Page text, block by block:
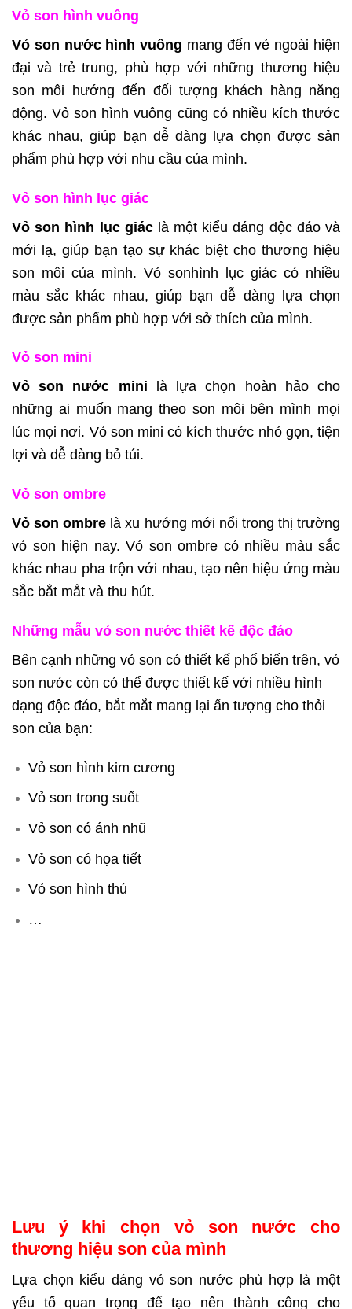
Vỏ son hình vuông
Vỏ son nước hình vuông mang đến vẻ ngoài hiện
đại và trẻ trung, phù hợp với những thương hiệu
son môi hướng đến đối tượng khách hàng năng
động. Vỏ son hình vuông cũng có nhiều kích thước
khác nhau, giúp bạn dễ dàng lựa chọn được sản
phẩm phù hợp với nhu cầu của mình.
Vỏ son hình lục giác
Vỏ son hình lục giáclà một kiểu dáng độc đáo và
mới lạ, giúp bạn tạo sự khác biệt cho thương hiệu
son môi của mình. Vỏ sonhình lục giác có nhiều
màu sắc khác nhau, giúp bạn dễ dàng lựa chọn
được sản phẩm phù hợp với sở thích của mình.
Vỏ son mini
Vỏ son nước mini là lựa chọn hoàn hảo cho
những ai muốn mang theo son môi bên mình mọi
lúc mọi nơi. Vỏ son mini có kích thước nhỏ gọn, tiện
lợi và dễ dàng bỏ túi.
Vỏ son ombre
Vỏ son ombre là xu hướng mới nổi trong thị trường
vỏ son hiện nay. Vỏ son ombre có nhiều màu sắc
khác nhau pha trộn với nhau, tạo nên hiệu ứng màu
sắc bắt mắt và thu hút.
Những mẫu vỏ son nước thiết kế độc đáo
Bên cạnh những vỏ son có thiết kế phổ biến trên, vỏ
son nước còn có thể được thiết kế với nhiều hình
dạng độc đáo, bắt mắt mang lại ấn tượng cho thỏi
son của bạn:
Vỏ son hình kim cương
Vỏ son trong suốt
Vỏ son có ánh nhũ
Vỏ son có họa tiết
Vỏ son hình thú
…
Lưu ý khi chọn vỏ son nước cho
thương hiệu son của mình
Lựa chọn kiểu dáng vỏ son nước phù hợp là một
yếu tố quan trọng để tạo nên thành công cho